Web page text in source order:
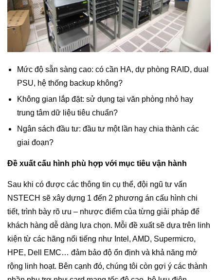
Mức độ sẵn sàng cao: có cần HA, dự phòng RAID, dual
PSU, hệ thống backup không?
Không gian lắp đặt: sử dụng tại văn phòng nhỏ hay
trung tâm dữ liệu tiêu chuẩn?
Ngân sách đầu tư: đầu tư một lần hay chia thành các
giai đoạn?
Đề xuất cấu hình phù hợp với mục tiêu vận hành
Sau khi có được các thông tin cụ thể, đội ngũ tư vấn
NSTECH sẽ xây dựng 1 đến 2 phương án cấu hình chi
tiết, trình bày rõ ưu – nhược điểm của từng giải pháp để
khách hàng dễ dàng lựa chọn. Mỗi đề xuất sẽ dựa trên linh
kiện từ các hãng nổi tiếng như Intel, AMD, Supermicro,
HPE, Dell EMC… đảm bảo độ ổn định và khả năng mở
rộng linh hoạt. Bên cạnh đó, chúng tôi còn gợi ý các thành